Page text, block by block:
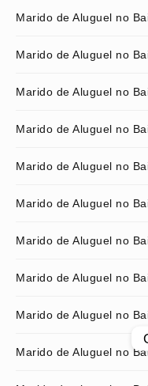
Marido de Aluguel no
Marido de Aluguel no
Marido de Aluguel no
Marido de Aluguel no
Marido de Aluguel no
Marido de Aluguel no
Marido de Aluguel no
Marido de Aluguel no
Marido de Aluguel no
Marido de Aluguel no